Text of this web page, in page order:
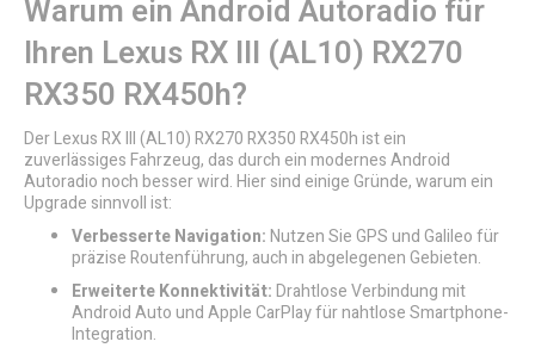
Warum ein Android Autoradio für
Ihren Lexus RX III (AL10) RX270
RX350 RX450h?
Der Lexus RX III (AL10) RX270 RX350 RX450h ist ein
zuverlässiges Fahrzeug, das durch ein modernes Android
Autoradio noch besser wird. Hier sind einige Gründe, warum ein
Upgrade sinnvoll ist:
Verbesserte Navigation:Nutzen Sie GPS und Galileo für
präzise Routenführung, auch in abgelegenen Gebieten.
Erweiterte Konnektivität:Drahtlose Verbindung mit
Android Auto und Apple CarPlay für nahtlose Smartphone-
Integration.